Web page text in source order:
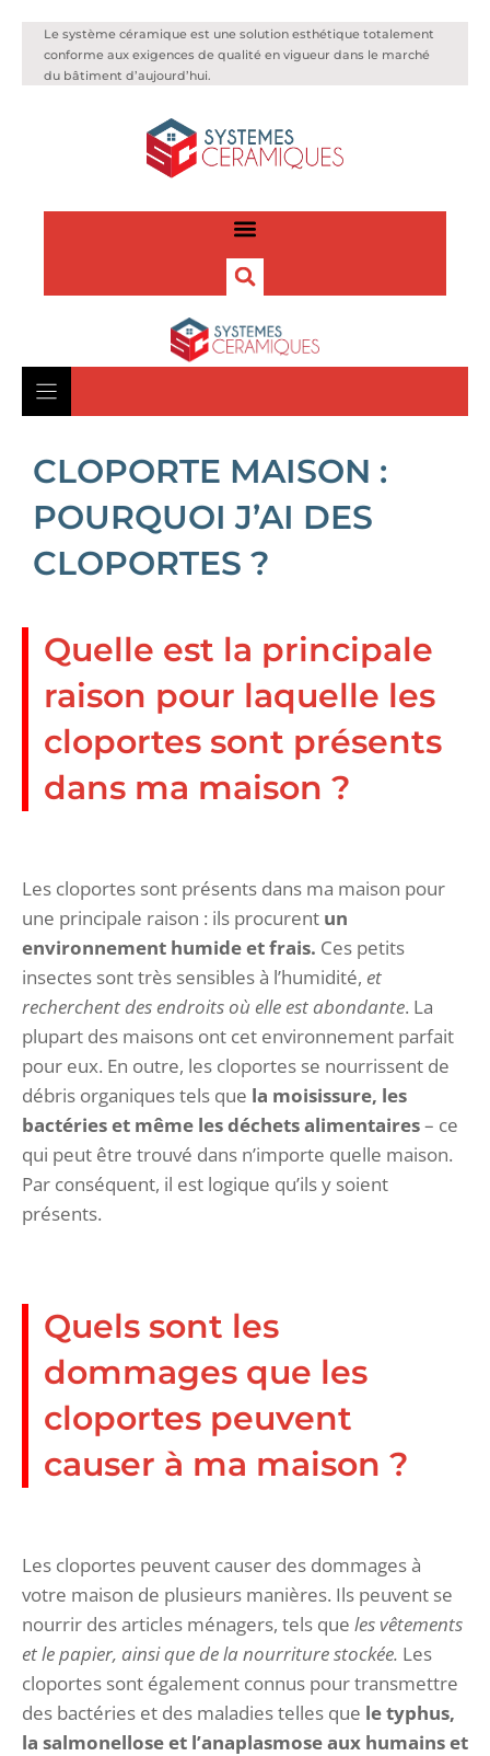
Le système céramique est une solution esthétique totalement
conforme aux exigences de qualité en vigueur dans le marché
du bâtiment d’aujourd’hui.
CLOPORTE MAISON :
POURQUOI J’AI DES
CLOPORTES ?
Quelle est la principale
raison pour laquelle les
cloportes sont présents
dans ma maison ?
Les cloportes sont présents dans ma maison pour
une principale raison : ils procurent un
environnement humide et frais. Ces petits
insectes sont très sensibles à l’humidité, et
recherchent des endroits où elle est abondante. La
plupart des maisons ont cet environnement parfait
pour eux. En outre, les cloportes se nourrissent de
débris organiques tels que la moisissure, les
bactéries et même les déchets alimentaires– ce
qui peut être trouvé dans n’importe quelle maison.
Par conséquent, il est logique qu’ils y soient
présents.
Quels sont les
dommages que les
cloportes peuvent
causer à ma maison ?
Les cloportes peuvent causer des dommages à
votre maison de plusieurs manières. Ils peuvent se
nourrir des articles ménagers, tels que les vêtements
et le papier, ainsi que de la nourriture stockée. Les
cloportes sont également connus pour transmettre
des bactéries et des maladies telles que le typhus,
la salmonellose et l’anaplasmose aux humains et